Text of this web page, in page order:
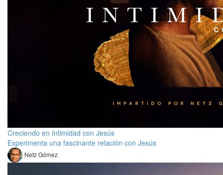
Creciendo en Intimidad con Jesús
Experimenta una fascinante relación con Jesús
Netz Gómez